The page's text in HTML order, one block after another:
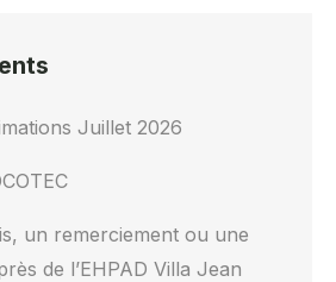
Juillet 2026
un remerciement ou une
de l’EHPAD Villa Jean